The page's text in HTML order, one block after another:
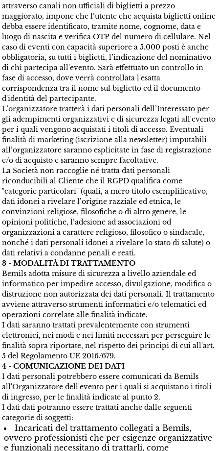
attraverso canali non ufficiali di biglietti a prezzo
maggiorato, impone che l’utente che acquista biglietti online
debba essere identificato, tramite nome, cognome, data e
luogo di nascita e verifica OTP del numero di cellulare. Nel
caso di eventi con capacità superiore a 5.000 posti è anche
obbligatoria, su tutti i biglietti, l’indicazione del nominativo
di chi partecipa all'evento. Sarà effettuato un controllo in
fase di accesso, dove verrà controllata l'esatta
corrispondenza tra il nome sul biglietto ed il documento
d'identità del partecipante.
L’organizzatore tratterà i dati personali dell’Interessato per
gli adempimenti organizzativi e di sicurezza legati all'evento
per i quali vengono acquistati i titoli di accesso. Eventuali
finalità di marketing (iscrizione alla newsletter) imputabili
all’organizzatore saranno esplicitate in fase di registrazione
e/o di acquisto e saranno sempre facoltative.
La Società non raccoglie né tratta dati personali
riconducibili al Cliente che il RGPD qualifica come
"categorie particolari" (quali, a mero titolo esemplificativo,
dati idonei a rivelare l’origine razziale ed etnica, le
convinzioni religiose, filosofiche o di altro genere, le
opinioni politiche, l’adesione ad associazioni od
organizzazioni a carattere religioso, filosofico o sindacale,
nonché i dati personali idonei a rivelare lo stato di salute) o
dati relativi a condanne penali e reati.
3 - MODALITÀ DI TRATTAMENTO
Bemils adotta misure di sicurezza a livello aziendale ed
informatico per impedire accesso, divulgazione, modifica o
distruzione non autorizzata dei dati personali. Il trattamento
avviene attraverso strumenti informatici e/o telematici ed
operazioni correlate alle finalità indicate.
I dati saranno trattati prevalentemente con strumenti
elettronici, nei modi e nei limiti necessari per perseguire le
finalità sopra riportate, nel rispetto dei principi di cui all'art.
5 del Regolamento UE 2016/679.
4 - COMUNICAZIONE DEI DATI
I dati personali potrebbero essere comunicati da Bemils
all'Organizzatore dell'evento per i quali si acquistano i titoli
di ingresso, per le finalità indicate al punto 2.
I dati dati potranno essere trattati anche dalle seguenti
categorie di soggetti:
Incaricati del trattamento collegati a Bemils,
ovvero professionisti che per esigenze organizzative
e funzionali necessitano di trattarli, come